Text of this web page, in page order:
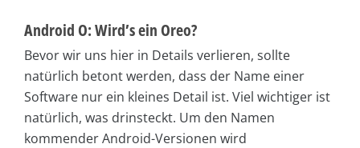
Android O: Wird’s ein Oreo?
Bevor wir uns hier in Details verlieren, sollte
natürlich betont werden, dass der Name einer
Software nur ein kleines Detail ist. Viel wichtiger ist
natürlich, was drinsteckt. Um den Namen
kommender Android-Versionen wird